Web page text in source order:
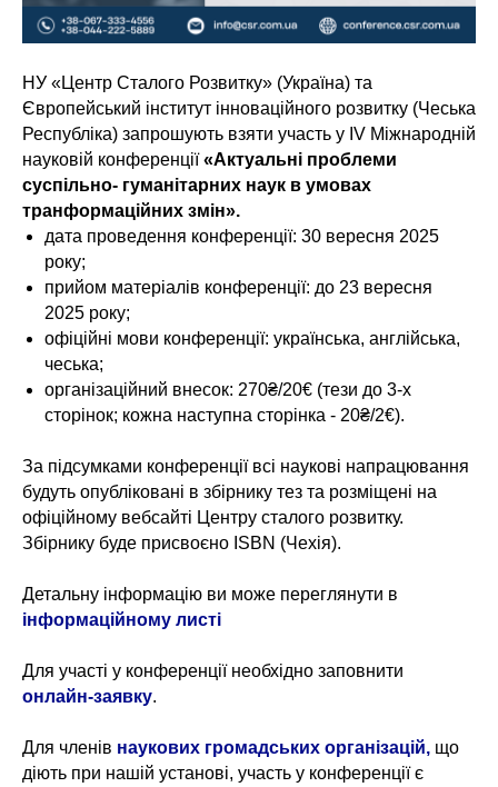
НУ «Центр Сталого Розвитку» (Україна) та
Європейський інститут інноваційного розвитку (Чеська
Республіка) запрошують взяти участь у ІV Міжнародній
науковій конференції«Актуальні проблеми
суспільно- гуманітарних наук в умовах
транформаційних змін».
дата проведення конференції: 30 вересня 2025
року;
прийом матеріалів конференції: до 23 вересня
2025 року;
офіційні мови конференції: українська, англійська,
чеська;
організаційний внесок: 270₴/20€ (тези до 3-х
сторінок; кожна наступна сторінка - 20₴/2€).
За підсумками конференції всі наукові напрацювання
будуть опубліковані в збірнику тез та розміщені на
офіційному вебсайті Центру сталого розвитку.
Збірнику буде присвоєно ISBN (Чехія).
Детальну інформацію ви може переглянути в
інформаційному листі
Для участі у конференції необхідно заповнити
онлайн-заявку.
Для членів наукових громадських організацій, що
діють при нашій установі, участь у конференції є